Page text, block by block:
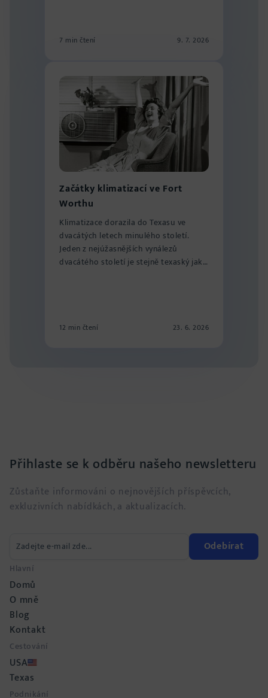
7 min čtení 9. 7. 2026
Začátky klimatizací ve Fort
Worthu
Klimatizace dorazila do Texasu ve
dvacátých letech minulého století.
Jeden z nejúžasnějších vynálezů
dvacátého století je stejně texaský jako
12 min čtení 23. 6. 2026
Hlavní
Domů
O mně
Blog
Kontakt
Cestování
USA
Texas
Podnikání
Přihlaste se k odběru našeho newsletteru
Zůstaňte informováni o nejnovějších příspěvcích,
exkluzivních nabídkách, a aktualizacích.
Odebírat